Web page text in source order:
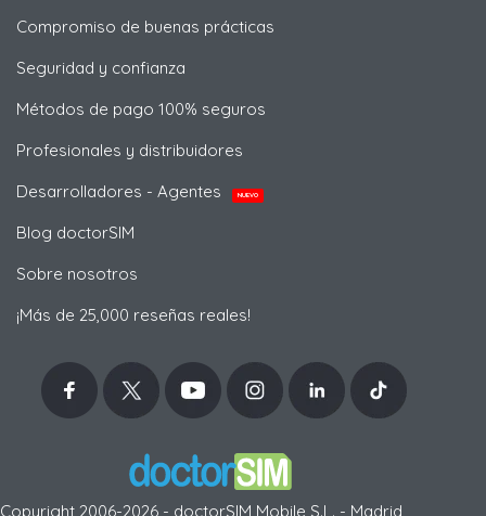
Compromiso de buenas prácticas
Seguridad y confianza
Métodos de pago 100% seguros
Profesionales y distribuidores
Desarrolladores - Agentes
NUEVO
Blog doctorSIM
Sobre nosotros
¡Más de 25,000 reseñas reales!
Copyright 2006-2026 - doctorSIM Mobile S.L. - Madrid,